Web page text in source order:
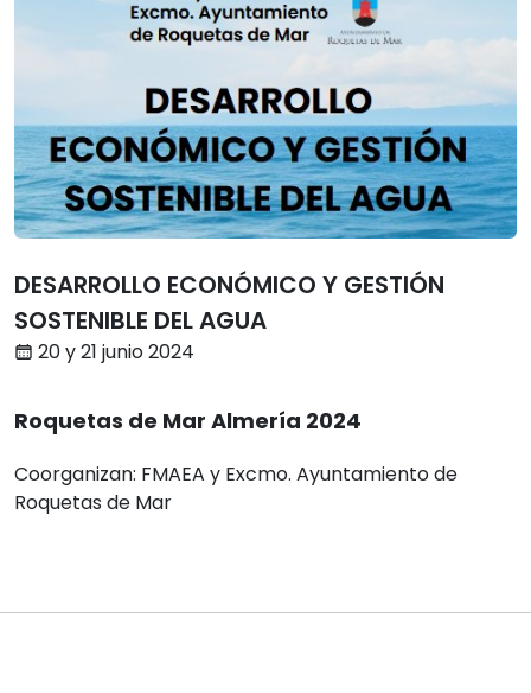
DESARROLLO ECONÓMICO Y GESTIÓN
SOSTENIBLE DEL AGUA
20 y 21 junio 2024
Roquetas de Mar Almería 2024
Coorganizan: FMAEA y Excmo. Ayuntamiento de
Roquetas de Mar